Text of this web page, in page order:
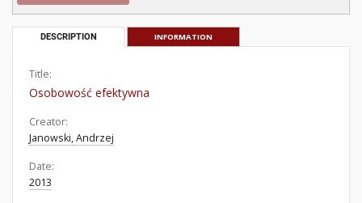
DESCRIPTION INFORMATION
Title:
Osobowość efektywna
Creator:
Janowski, Andrzej
Date:
2013